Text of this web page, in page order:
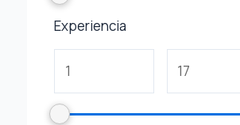
Experiencia